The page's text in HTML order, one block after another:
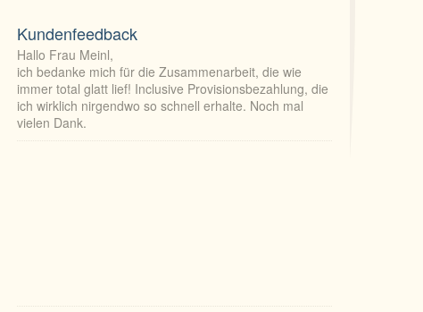
Kundenfeedback
Hallo Frau Meinl,
ich bedanke mich für die Zusammenarbeit, die wie
immer total glatt lief! Inclusive Provisionsbezahlung, die
ich wirklich nirgendwo so schnell erhalte. Noch mal
vielen Dank.